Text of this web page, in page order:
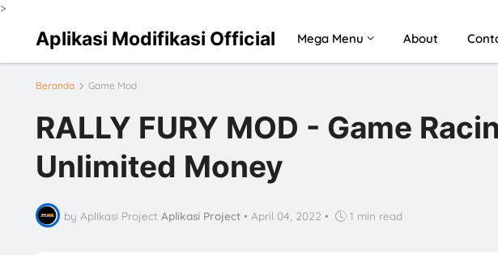
>
Aplikasi Modifikasi Official Mega Menu About
Beranda Game Mod
RALLY FURY MOD - Game
Unlimited Money
by Aplikasi Project Aplikasi Project • April 04, 2022 • 1 min read